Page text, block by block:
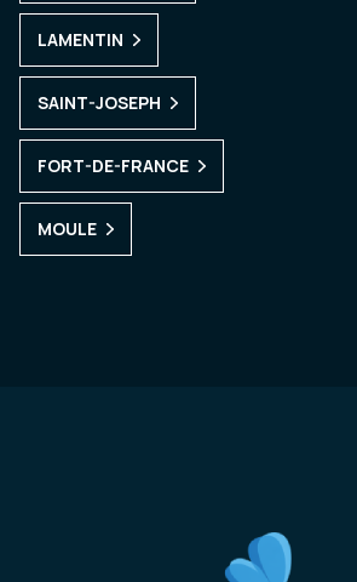
LAMENTIN
SAINT-JOSEPH
FORT-DE-FRANCE
MOULE